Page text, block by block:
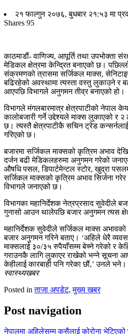
२१ फाल्गुन २०७६, बुधबार २१:५३ मा
Shares 95
काठमाडौं- वाणिज्य, आपूर्ति तथा उपभोक्ता
मेडिकल क्षेत्रमा केन्द्रित बनाएको छ।
संक्रमणको त्रासमा सर्जिकल माक्स,
बढिरहेको अवस्थामा त्यस्ता वस्तु लुकाउने र
आएपछि विभागले अनुगमन तीव्र बनाएको हो।
विभागले मंगलबारमात्र क्षेत्रपाटीको नेपाल
कालोबजारी गर्ने उद्देश्यले माक्स लुकाएको र २
छ। त्यस्तै क्षेत्रपाटीकै सचिन ट्रेड
गरिएको छ।
बजारमा सर्जिकल माक्सको कृत्रिम अभाव
दर्जन बढी मेडिकलहरुमा अनुगमन गरेको
औषधि पसल, डिपार्टमेन्टल स्टोर, खुद्रा
सर्जिकल माक्सको कृत्रिम अभाव सिर्जना गरेर
विभागले जनाएको छ।
विभागका महानिर्देशक नेत्रप्रसाद सुवेदीले
गुनासो आउन थालेपछि बजार अनुगमन त्यस
महानिर्देशक सुवेदीले सर्जिकल माक्स अभावको
बजार अनुगमन गरिने बताए। ‘अहिले धेरै
माक्सलाई ३०/३५ रुपैयाँसम्म बेच्ने गरेको र
गराउनकै लागि लुकाएर राखेको भन्ने सूचना
केहीलाई कारबाही पनि गरेका छौं,’ उनले भने।
स्वास्थ्यखबर
Posted inताजा अपडेट,मुख्य खबर
Post navigation
नेपालमा अहिलेसम्म कसैलाई कोरोना भेटिएको